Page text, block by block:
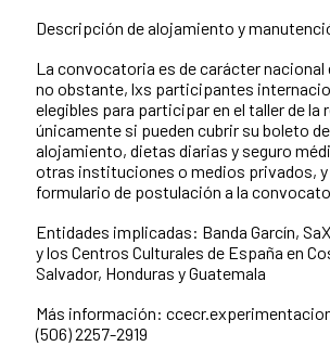
Descripción de alojamiento y
La convocatoria es de carácter nacional
no obstante, lxs participantes
elegibles para participar en el taller de la
únicamente si pueden cubrir su boleto
alojamiento, dietas diarias y seguro
otras instituciones o medios privados, y
formulario de postulación a la
Entidades implicadas: Banda Garcín,
y los Centros Culturales de España en
Salvador, Honduras y Guatemala
Más información:
(506) 2257-2919